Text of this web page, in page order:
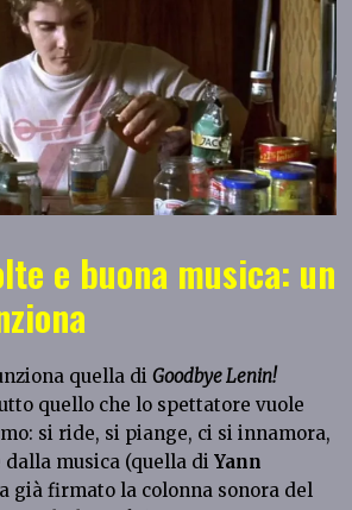
e buona musica: un
quella diGoodbye Lenin!
quello che lo spettatore vuole
si ride, si piange, ci si innamora,
dalla musica (quella diYann
già firmato la colonna sonora del